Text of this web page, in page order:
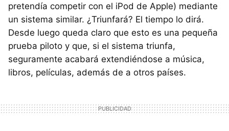
pretendía competir con el iPod de Apple) mediante
un sistema similar. ¿Triunfará? El tiempo lo dirá.
Desde luego queda claro que esto es una pequeña
prueba piloto y que, si el sistema triunfa,
seguramente acabará extendiéndose a música,
libros, películas, además de a otros países.